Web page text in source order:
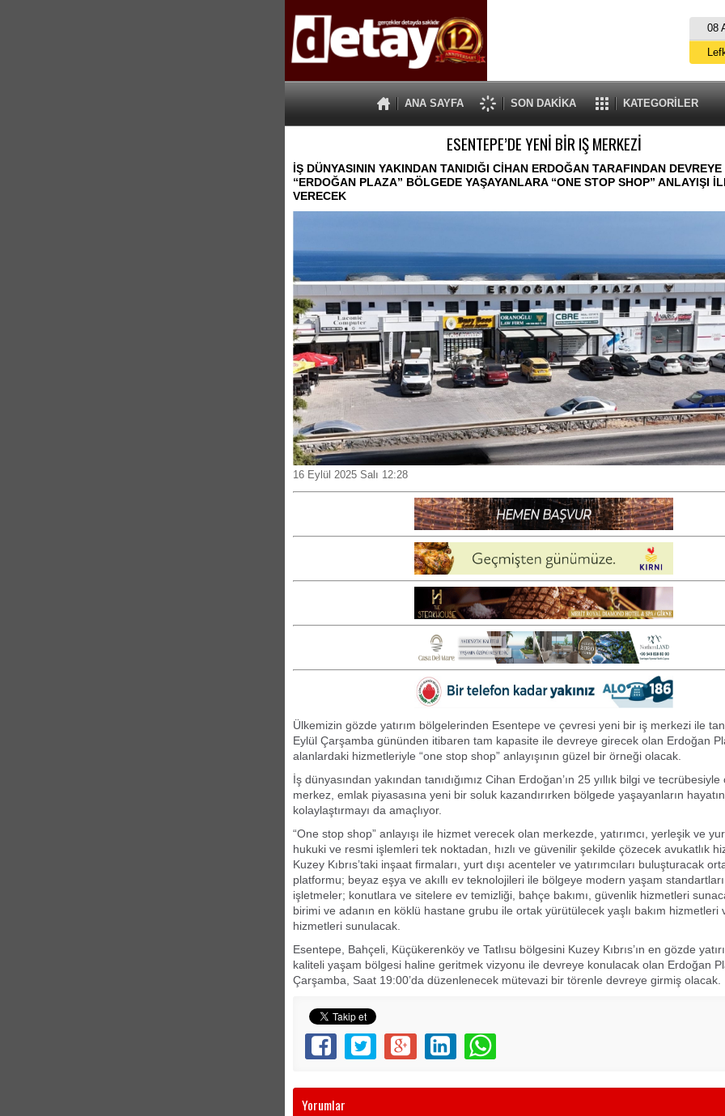
08
ANA SAYFA SON DAKİKA KATEGORİLER
ESENTEPE’DE YENİ BİR IŞ MERKEZİ
İŞ DÜNYASININ YAKINDAN TANIDIĞI CİHAN ERDOĞAN TARAFINDAN
“ERDOĞAN PLAZA” BÖLGEDE YAŞAYANLARA “ONE STOP SHOP” ANLAYIŞI
VERECEK
16 Eylül 2025 Salı 12:28
Ülkemizin gözde yatırım bölgelerinden Esentepe ve çevresi yeni bir iş merkezi ile
Eylül Çarşamba gününden itibaren tam kapasite ile devreye girecek olan Erdoğan
alanlardaki hizmetleriyle “one stop shop” anlayışının güzel bir örneği olacak.
İş dünyasından yakından tanıdığımız Cihan Erdoğan’ın 25 yıllık bilgi ve
merkez, emlak piyasasına yeni bir soluk kazandırırken bölgede yaşayanların
kolaylaştırmayı da amaçlıyor.
“One stop shop” anlayışı ile hizmet verecek olan merkezde, yatırımcı, yerleşik ve
hukuki ve resmi işlemleri tek noktadan, hızlı ve güvenilir şekilde çözecek avukatlık
Kuzey Kıbrıs’taki inşaat firmaları, yurt dışı acenteler ve yatırımcıları buluşturacak
platformu; beyaz eşya ve akıllı ev teknolojileri ile bölgeye modern yaşam
işletmeler; konutlara ve sitelere ev temizliği, bahçe bakımı, güvenlik hizmetleri
birimi ve adanın en köklü hastane grubu ile ortak yürütülecek yaşlı bakım hizmetleri
hizmetleri sunulacak.
Esentepe, Bahçeli, Küçükerenköy ve Tatlısu bölgesini Kuzey Kıbrıs’ın en gözde
kaliteli yaşam bölgesi haline geritmek vizyonu ile devreye konulacak olan Erdoğan
Çarşamba, Saat 19:00’da düzenlenecek mütevazi bir törenle devreye girmiş olacak.
Yorumlar